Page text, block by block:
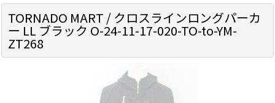
TORNADO MART / クロスラインロングパーカ
ー LL ブラック O-24-11-17-020-TO-to-YM-
ZT268